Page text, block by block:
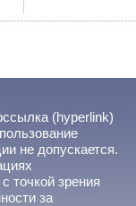
(hyperlink)
не допускается.
точкой зрения
за